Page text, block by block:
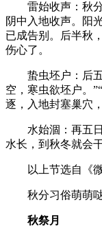
雷始收声：秋
阴中入地收声。阳
已成告别。后半秋
伤心了。
蛰虫坯户：后
空，寒虫欲坯户。
逐，入地封塞巢穴
水始涸：再五
水长，到秋冬就会干
以上节选自《
秋分习俗萌萌
秋祭月